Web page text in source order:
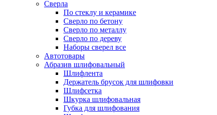
Сверла
По стеклу и керамике
Сверло по бетону
Сверло по металлу
Сверло по дереву
Наборы сверел все
Автотовары
Абразив шлифовальный
Шлифлента
Держатель брусок для шлифовки
Шлифсетка
Шкурка шлифовальная
Губка для шлифования